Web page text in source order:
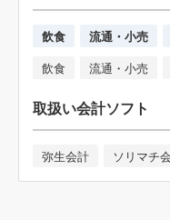
飲食 流通・小売
飲食 流通・小売
取扱い会計ソフト
弥生会計 ソリマチ